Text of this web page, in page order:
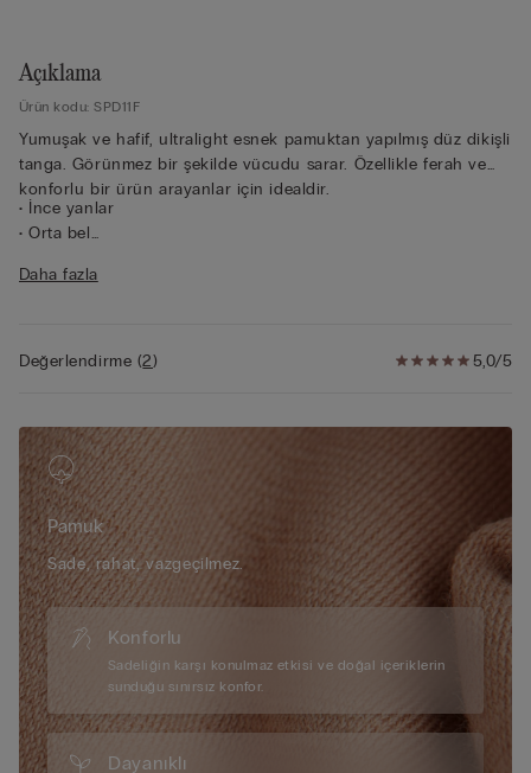
Açıklama
Ürün kodu: SPD11F
Yumuşak ve hafif, ultralight esnek pamuktan yapılmış düz dikişli
tanga. Görünmez bir şekilde vücudu sarar. Özellikle ferah ve
konforlu bir ürün arayanlar için idealdir.
• İnce yanlar
• Orta bel
• Dar kalıp
Daha fazla
5,0/5
Değerlendirme (2)
Pamuk
Sade, rahat, vazgeçilmez.
Konforlu
Sadeliğin karşı konulmaz etkisi ve doğal içeriklerin
sunduğu sınırsız konfor.
Dayanıklı